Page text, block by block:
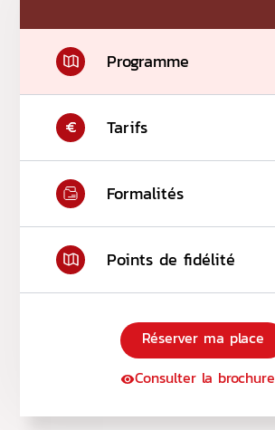
Programme
Tarifs
Formalités
Points de fidélité
Réserver ma place
Consulter la brochure